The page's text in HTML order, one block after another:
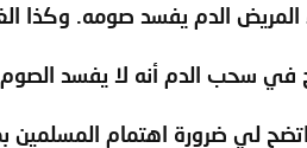
الدم يفسد صومه. وكذا
في سحب الدم أنه لا يفسد
لي ضرورة اهتمام